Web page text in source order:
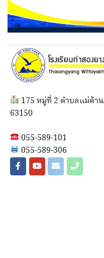
175 หมู่ที่ 2 ตำบลแม่ต้า
63150
055-589-101
055-589-306